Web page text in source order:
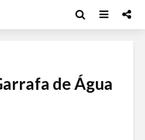
de Água